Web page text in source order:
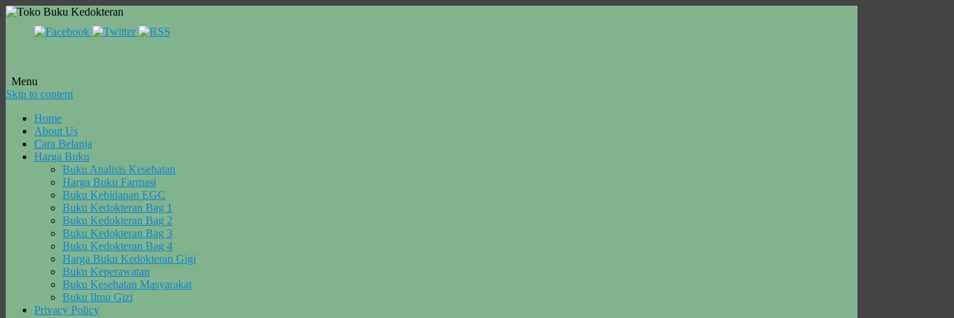
Menu
Skip to content
Home
About Us
Cara Belanja
Harga Buku
Buku Analisis Kesehatan
Harga Buku Farmasi
Buku Kebidanan EGC
Buku Kedokteran Bag 1
Buku Kedokteran Bag 2
Buku Kedokteran Bag 3
Buku Kedokteran Bag 4
Harga Buku Kedokteran Gigi
Buku Keperawatan
Buku Kesehatan Masyarakat
Buku Ilmu Gizi
Privacy Policy